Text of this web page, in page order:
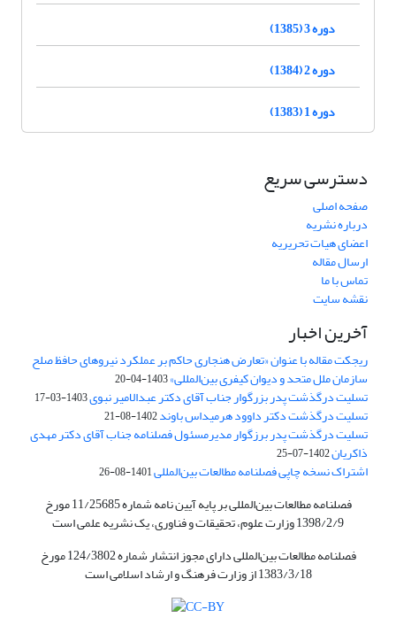
دوره 3 (1385)
دوره 2 (1384)
دوره 1 (1383)
دسترسی سریع
صفحه اصلی
درباره نشریه
اعضای هیات تحریریه
ارسال مقاله
تماس با ما
نقشه سایت
آخرین اخبار
ریجکت مقاله با عنوان «تعارض هنجاری حاکم بر عملکرد نیروهای حافظ صلح
سازمان ملل متحد و دیوان کیفری بین‌المللی»1403-04-20
تسلیت درگذشت پدر بزرگوار جناب آقای دکتر عبدالامیر نبوی1403-03-17
تسلیت درگذشت دکتر داوود هرمیداس باوند1402-08-21
تسلیت درگذشت پدر برزگوار مدیرمسئول فصلنامه جناب آقای دکتر مهدی
ذاکریان1402-07-25
اشتراک نسخه چاپی فصلنامه مطالعات بین‌المللی1401-08-26
فصلنامه مطالعات بین‌المللی بر پایه آیین نامه شماره 11/25685 مورخ
1398/2/9 وزارت علوم، تحقیقات و فناوری، یک نشریه علمی است
فصلنامه مطالعات بین‌المللی دارای مجوز انتشار شماره 124/3802 مورخ
1383/3/18 از وزارت فرهنگ و ارشاد اسلامی است